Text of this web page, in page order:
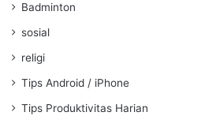
Badminton
sosial
religi
Tips Android / iPhone
Tips Produktivitas Harian